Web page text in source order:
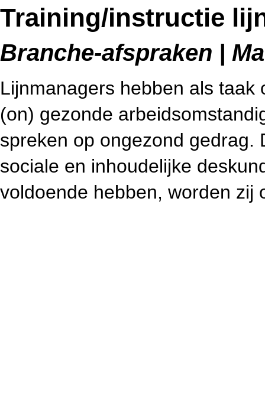
Training/instructie
Branche-afspraken |
Lijnmanagers hebben als
(on) gezonde
spreken op ongezond gedrag.
sociale en inhoudelijke
voldoende hebben, worden zij